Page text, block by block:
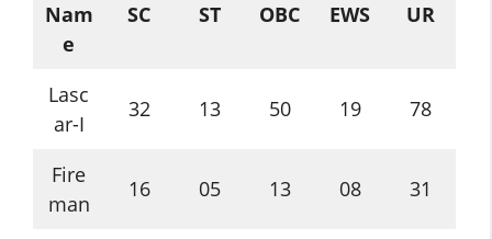
Nam
e
SC ST OBC EWS UR
Lasc
ar-I
32 13 50 19 78
Fire
man
16 05 13 08 31